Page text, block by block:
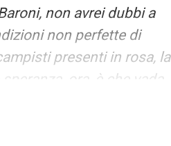
non avrei dubbi a
non perfette di
presenti in rosa, la
ora, è che vada
emergenza. La